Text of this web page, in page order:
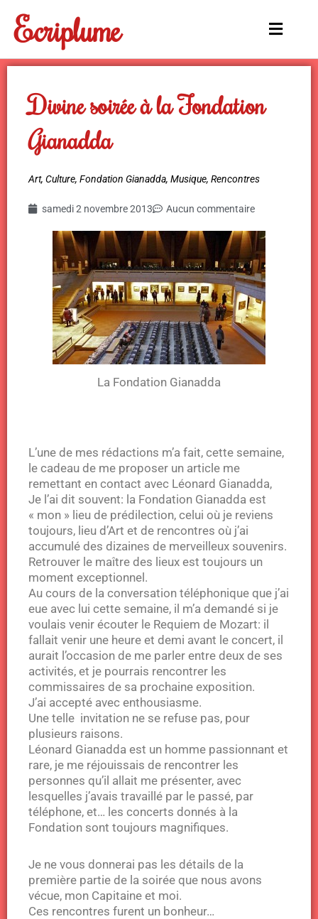
contenu
Ecriplume
Main
Divine soirée à la Fondation
Gianadda
Art, Culture, Fondation Gianadda, Musique, Rencontres
samedi 2 novembre 2013 Aucun commentaire
La Fondation Gianadda
L’une de mes rédactions m’a fait, cette semaine,
le cadeau de me proposer un article me
remettant en contact avec Léonard Gianadda,
Je l’ai dit souvent: la Fondation Gianadda est
« mon » lieu de prédilection, celui où je reviens
toujours, lieu d’Art et de rencontres où j’ai
accumulé des dizaines de merveilleux souvenirs.
Retrouver le maître des lieux est toujours un
moment exceptionnel.
Au cours de la conversation téléphonique que j’ai
eue avec lui cette semaine, il m’a demandé si je
voulais venir écouter le Requiem de Mozart: il
fallait venir une heure et demi avant le concert, il
aurait l’occasion de me parler entre deux de ses
activités, et je pourrais rencontrer les
commissaires de sa prochaine exposition.
J’ai accepté avec enthousiasme.
Une telle invitation ne se refuse pas, pour
plusieurs raisons.
Léonard Gianadda est un homme passionnant et
rare, je me réjouissais de rencontrer les
personnes qu’il allait me présenter, avec
lesquelles j’avais travaillé par le passé, par
téléphone, et… les concerts donnés à la
Fondation sont toujours magnifiques.
Je ne vous donnerai pas les détails de la
première partie de la soirée que nous avons
vécue, mon Capitaine et moi.
Ces rencontres furent un bonheur…